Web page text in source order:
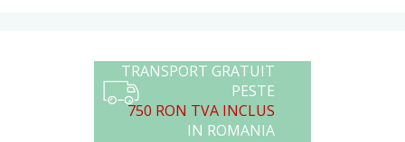
TRANSPORT GRATUIT
PESTE
750 RON TVA INCLUS
IN ROMANIA